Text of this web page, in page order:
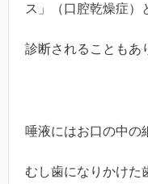
ス」（口腔乾燥症）
診断されることもあ
唾液にはお口の中の
むし歯になりかけた